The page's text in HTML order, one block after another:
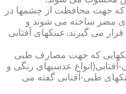
که جهت محافظت از چشمها در
مضر ساخته می شوند و
می گیرند،عینکهای آفتابی
که جهت مصارف طبی
آفتابی(انواع عدسیهای رنگی و
طبی-آفتابی گفته می